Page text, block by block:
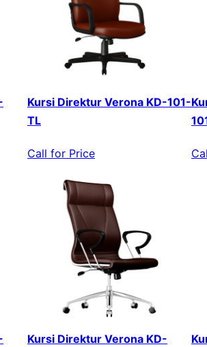
Kursi Direktur Verona KD-101-
TL
Call for Price
Kursi Direktur Verona KD-